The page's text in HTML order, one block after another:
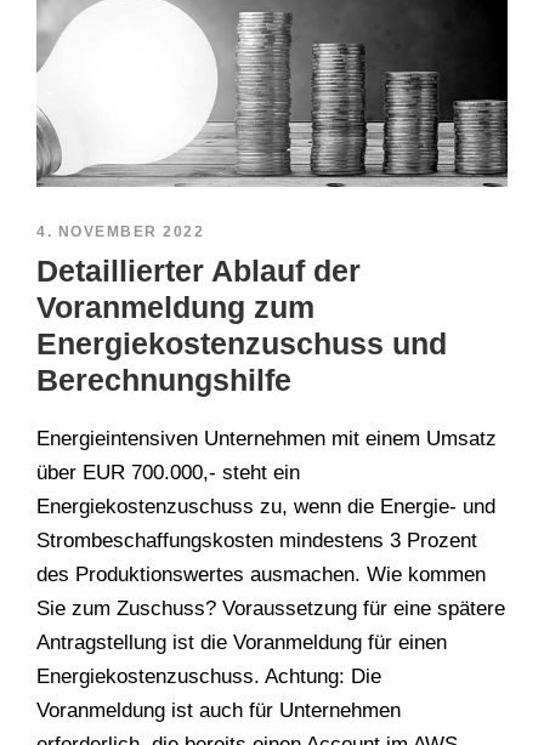
4. NOVEMBER 2022
Detaillierter Ablauf der
Voranmeldung zum
Energiekostenzuschuss und
Berechnungshilfe
Energieintensiven Unternehmen mit einem Umsatz
über EUR 700.000,- steht ein
Energiekostenzuschuss zu, wenn die Energie- und
Strombeschaffungskosten mindestens 3 Prozent
des Produktionswertes ausmachen. Wie kommen
Sie zum Zuschuss? Voraussetzung für eine spätere
Antragstellung ist die Voranmeldung für einen
Energiekostenzuschuss. Achtung: Die
Voranmeldung ist auch für Unternehmen